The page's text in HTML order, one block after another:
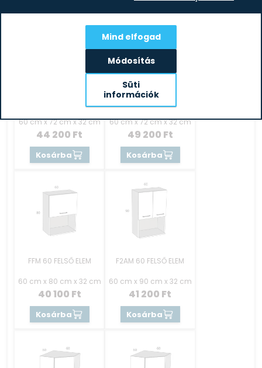
60 cm x 72 cm x 32 cm
44 200 Ft
Kosárba
60 cm x 72 cm x 32 cm
49 200 Ft
Kosárba
FFM 60 FELSŐ ELEM
60 cm x 80 cm x 32 cm
40 100 Ft
Kosárba
F2AM 60 FELSŐ ELEM
60 cm x 90 cm x 32 cm
41 200 Ft
Kosárba
Mind elfogad
Módosítás
Süti
információk